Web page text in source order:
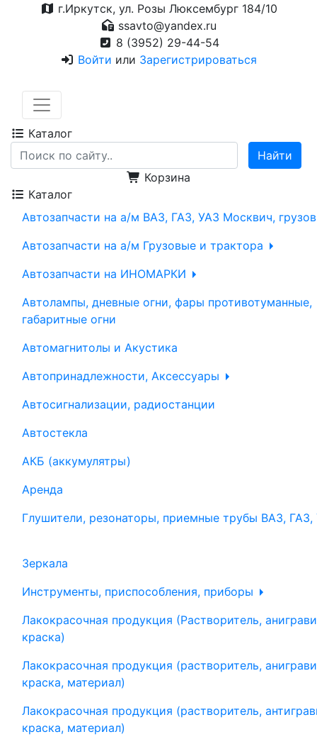
г.Иркутск, ул. Розы Люксембург 184/10
ssavto@yandex.ru
8 (3952) 29-44-54
Войти или Зарегистрироваться
Каталог
Корзина
Каталог
Автозапчасти на а/м ВАЗ, ГАЗ, УАЗ Москвич,
Автозапчасти на а/м Грузовые и трактора
Автозапчасти на ИНОМАРКИ
Автолампы, дневные огни, фары противотуманные,
габаритные огни
Автомагнитолы и Акустика
Автопринадлежности, Аксессуары
Автосигнализации, радиостанции
Автостекла
АКБ (аккумулятры)
Аренда
Глушители, резонаторы, приемные трубы ВАЗ, ГАЗ,
Зеркала
Инструменты, приспособления, приборы
Лакокрасочная продукция (Растворитель,
краска)
Лакокрасочная продукция (растворитель,
краска, материал)
Лакокрасочная продукция (растворитель,
краска, материал)